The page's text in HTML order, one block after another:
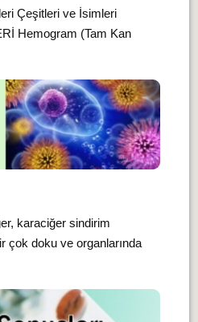
Çeşitleri ve İsimleri
Hemogram (Tam Kan
karaciğer sindirim
çok doku ve organlarında